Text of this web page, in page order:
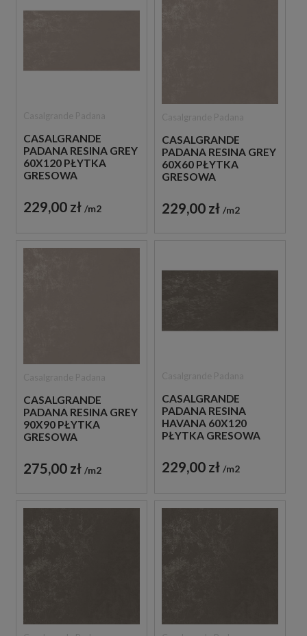
CASALGRANDE
PADANA RESINA GREY
60X120 PŁYTKA
GRESOWA
229,00 zł m2
CASALGRANDE
PADANA RESINA GREY
60X60 PŁYTKA
GRESOWA
229,00 zł m2
CASALGRANDE
PADANA RESINA GREY
90X90 PŁYTKA
GRESOWA
275,00 zł m2
CASALGRANDE
PADANA RESINA
HAVANA 60X120
PŁYTKA GRESOWA
229,00 zł m2